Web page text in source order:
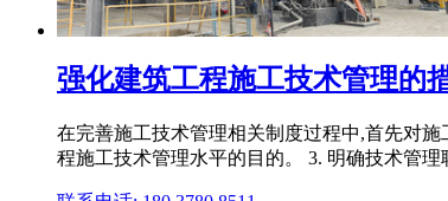
强化建筑工程施工技术管理的
在完善施工技术管理相关制度过程中,首先对
程施工技术管理水平的目的。 3. 明确技术管理